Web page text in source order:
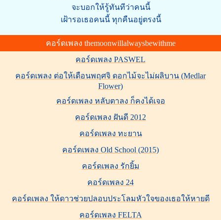
จะบอกให้รู้ทันทีว่าคนนี้
เฝ้ารอเธอคนนี้ ทุกคืนอยู่ตรงนี้
คอร์ดเพลง themoonwillalwaysbewithme
คอร์ดเพลง PASWEL
คอร์ดเพลง ต่อให้เดือนพฤศจิ ดอกไม้จะไม่ผลิบาน (Medlar
Flower)
คอร์ดเพลง หลับตาลง ก็คงได้เจอ
คอร์ดเพลง ฝันดี 2012
คอร์ดเพลง ทะยาน
คอร์ดเพลง Old School (2015)
คอร์ดเพลง รักยิ้ม
คอร์ดเพลง 24
คอร์ดเพลง ให้ดาวช่วยปลอบประโลมหัวใจของเธอให้หายดี
คอร์ดเพลง FELTA